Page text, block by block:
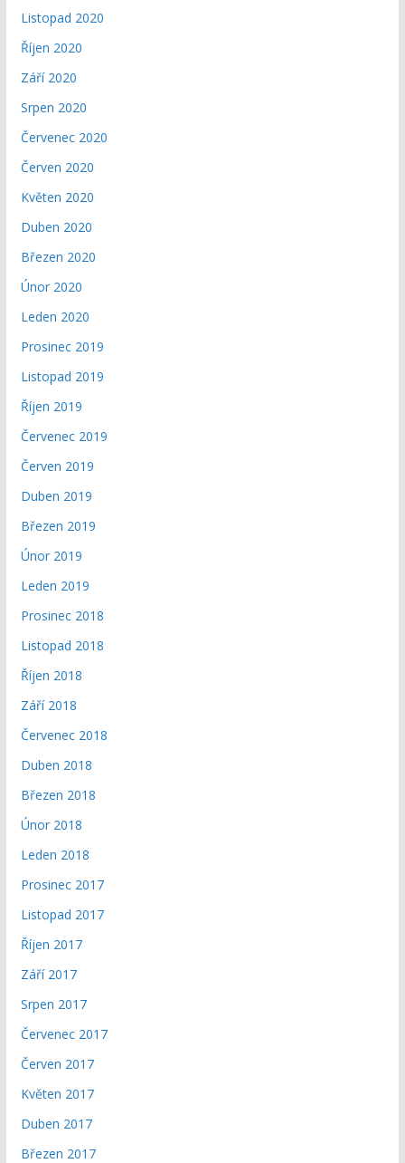
Listopad 2020
Říjen 2020
Září 2020
Srpen 2020
Červenec 2020
Červen 2020
Květen 2020
Duben 2020
Březen 2020
Únor 2020
Leden 2020
Prosinec 2019
Listopad 2019
Říjen 2019
Červenec 2019
Červen 2019
Duben 2019
Březen 2019
Únor 2019
Leden 2019
Prosinec 2018
Listopad 2018
Říjen 2018
Září 2018
Červenec 2018
Duben 2018
Březen 2018
Únor 2018
Leden 2018
Prosinec 2017
Listopad 2017
Říjen 2017
Září 2017
Srpen 2017
Červenec 2017
Červen 2017
Květen 2017
Duben 2017
Březen 2017